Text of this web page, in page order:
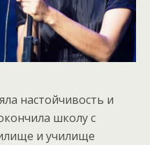
настойчивость и
школу с
и училище